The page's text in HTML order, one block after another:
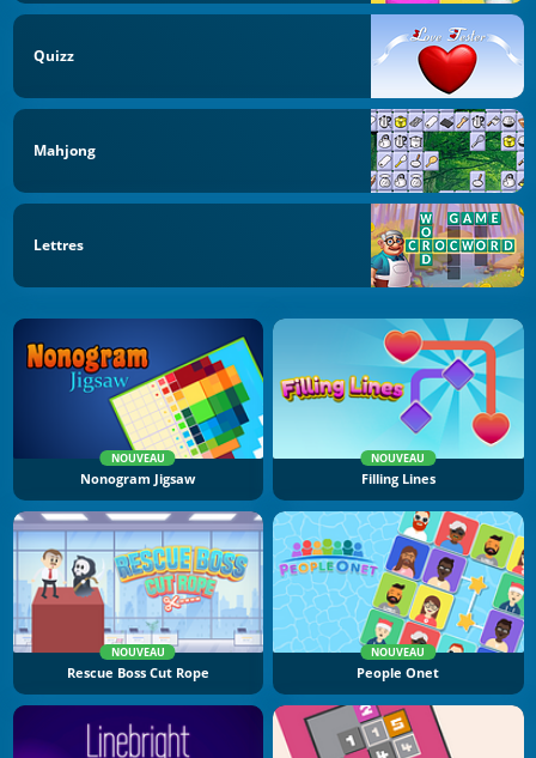
Quizz
Mahjong
Lettres
NOUVEAU
Nonogram Jigsaw
NOUVEAU
Filling Lines
NOUVEAU
Rescue Boss Cut Rope
NOUVEAU
People Onet